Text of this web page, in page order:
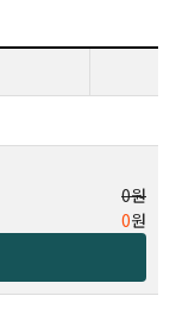
0원
0원